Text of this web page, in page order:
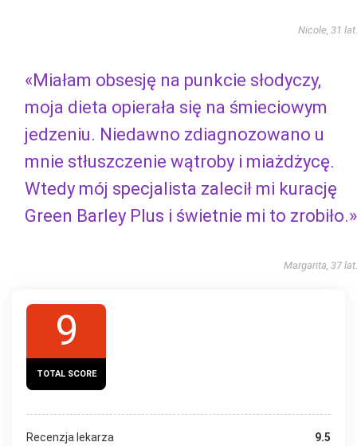
Nicole, 31 lat.
«Miałam obsesję na punkcie słodyczy,
moja dieta opierała się na śmieciowym
jedzeniu. Niedawno zdiagnozowano u
mnie stłuszczenie wątroby i miażdżycę.
Wtedy mój specjalista zalecił mi kurację
Green Barley Plus i świetnie mi to zrobiło.»
Margarita, 37 lat.
9
TOTAL SCORE
Recenzja lekarza 9.5